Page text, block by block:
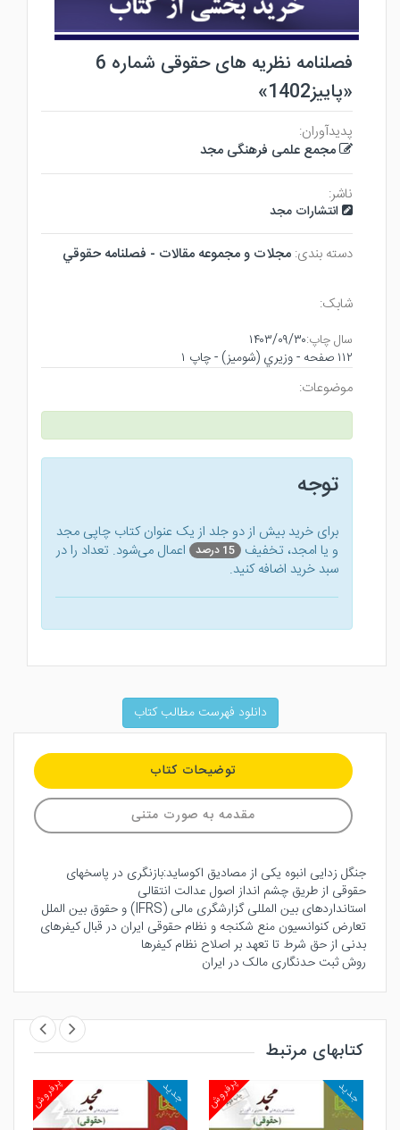
فصلنامه نظریه های حقوقی شماره 6
«پاییز1402»
پدیدآوران:
مجمع علمی فرهنگی مجد
ناشر:
انتشارات مجد
دسته بندی: مجلات و مجموعه مقالات - فصلنامه حقوقي
شابک:
سال چاپ:۱۴۰۳/۰۹/۳۰
۱۱۲ صفحه - وزيري (شوميز) - چاپ ۱
موضوعات:
توجه
برای خرید بیش از دو جلد از یک عنوان کتاب‌ چاپی مجد
و یا امجد، تخفیف 15 درصد
اعمال می‌شود. تعداد را در
سبد خرید اضافه کنید.
دانلود فهرست مطالب کتاب
توضیحات کتاب
مقدمه به صورت متنی
جنگل زدایی انبوه یکی از مصادیق اکوساید‌:بازنگری در پاسخهای
حقوقی از طریق چشم انداز اصول عدالت انتقالی
استانداردهای بین المللی گزارشگری مالی (IFRS) و حقوق بین الملل
تعارض کنوانسیون منع شکنجه و نظام حقوقی ایران در قبال کیفرهای
بدنی از حق شرط تا تعهد بر اصلاح نظام کیفرها
روش‌ ثبت‌ حدنگاری‌ مالک‌ در‌ ایران
کتابهای مرتبط
پرفروش جدید پرفروش جدید